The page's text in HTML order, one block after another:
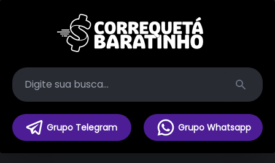
Search
Grupo Telegram Grupo Whatsapp